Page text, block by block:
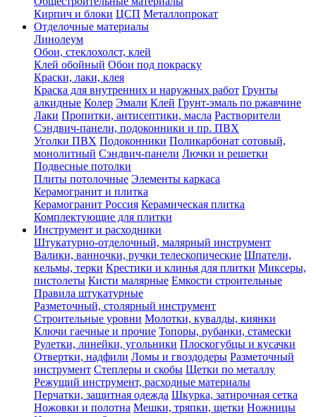
Кирпич и блоки ЦСП Металлопрокат
Отделочные материалы
Линолеум
Обои, стеклохолст, клей
Клей обойный Обои под покраску
Краски, лаки, клея
Краска для внутренних и наружных работ Грунты
алкидные Колер Эмали Клей Грунт-эмаль по ржавчине
Лаки Пропитки, антисептики, масла Растворители
Сэндвич-панели, подоконники и пр. ПВХ
Уголки ПВХ Подоконники Поликарбонат сотовый,
монолитный Сэндвич-панели Лючки и решетки
Подвесные потолки
Плиты потолочные Элементы каркаса
Керамогранит и плитка
Керамогранит Россия Керамическая плитка
Комплектующие для плитки
Инструмент и расходники
Штукатурно-отделочный, малярный инструмент
Валики, ванночки, ручки телескопические Шпатели,
кельмы, терки Крестики и клинья для плитки Миксеры,
пистолеты Кисти малярные Емкости строительные
Правила штукатурные
Разметочный, столярный инструмент
Строительные уровни Молотки, кувалды, киянки
Ключи гаечные и прочие Топоры, рубанки, стамески
Рулетки, линейки, угольники Плоскогубцы и кусачки
Отвертки, надфили Ломы и гвоздодеры Разметочный
инструмент Степлеры и скобы Щетки по металлу
Режущий инструмент, расходные материалы
Перчатки, защитная одежда Шкурка, затирочная сетка
Ножовки и полотна Мешки, тряпки, щетки Ножницы